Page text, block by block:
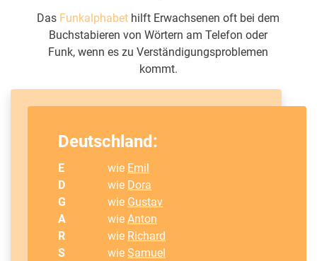
Das Funkalphabet hilft Erwachsenen oft bei dem
Buchstabieren von Wörtern am Telefon oder
Funk, wenn es zu Verständigungsproblemen
kommt.
Deutschland:
E wie Emil
D
wie Dora
G
wie Gustav
A
wieAnton
R
wie Richard
S
wieSamuel